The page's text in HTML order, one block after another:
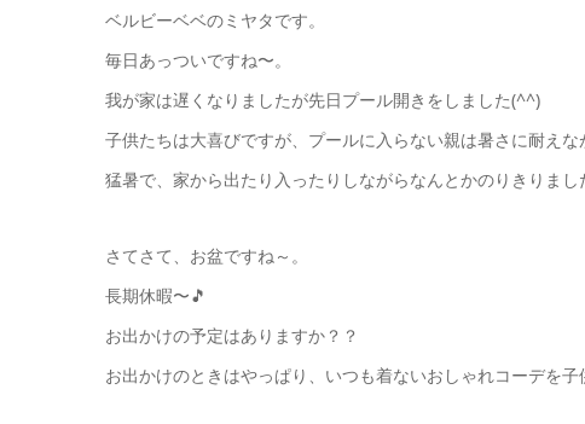
ベルビーベベのミヤタです。
毎日あっついですね〜。
我が家は遅くなりましたが先日プール開きをしました(^^)
子供たちは大喜びですが、プールに入らない親は暑さに耐え
猛暑で、家から出たり入ったりしながらなんとかのりきりま
さてさて、お盆ですね～。
長期休暇〜🎵
お出かけの予定はありますか？？
お出かけのときはやっぱり、いつも着ないおしゃれコーデを子